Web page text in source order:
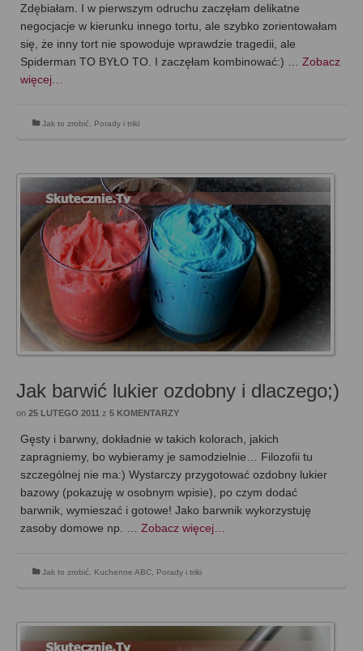
Zdębiałam. I w pierwszym odruchu zaczęłam delikatne
negocjacje w kierunku innego tortu, ale szybko zorientowałam
się, że inny tort nie spowoduje wprawdzie tragedii, ale
Spiderman TO BYŁO TO. I zaczęłam kombinować:) … Zobacz
więcej…
Jak to zrobić Porady i triki
Jak barwić lukier ozdobny i dlaczego;)
on 25 LUTEGO 2011 z 5 KOMENTARZY
Gęsty i barwny, dokładnie w takich kolorach, jakich
zapragniemy, bo wybieramy je samodzielnie… Filozofii tu
szczególnej nie ma:) Wystarczy przygotować ozdobny lukier
bazowy (pokazuję w osobnym wpisie), po czym dodać
barwnik, wymieszać i gotowe! Jako barwnik wykorzystuję
zasoby domowe np. … Zobacz więcej…
Jak to zrobić, Kuchenne ABC, Porady i triki